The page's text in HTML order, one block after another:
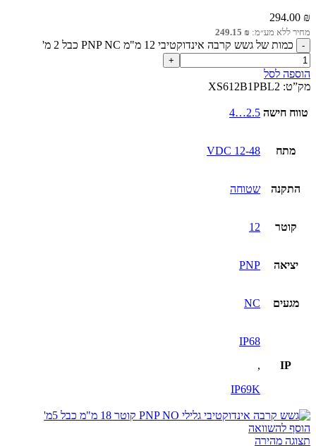
294.00 ₪
מחיר ללא מע״מ: 249.15 ₪
כמות של גשש קרבה אינדוקטיבי 12 מ"מ PNP NC כבל 2 מ'
הוספה לסל
מק”ט: XS612B1PBL2
טווח חישה 2.5…4
מתח 12-48 VDC
התקנה שטוחה
קוטר 12
יציאה PNP
מגעים NC
IP
IP68
,
IP69K
הוסף להשוואה
תצוגה מהירה